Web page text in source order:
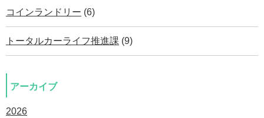
コインランドリー (6)
トータルカーライフ推進課 (9)
アーカイブ
2026